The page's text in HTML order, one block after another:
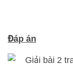
Đáp án